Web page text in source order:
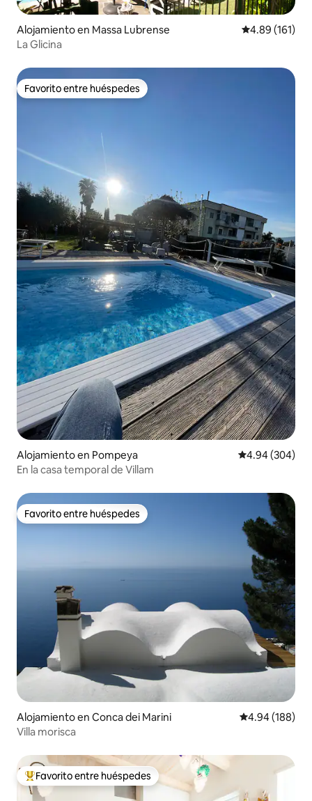
Alojamiento en Massa Lubrense Calificación
4.89 (161)
La Glicina
Favorito entre huéspedes
Favorito entre huéspedes
Alojamiento en Pompeya Calificación
4.94 (304)
En la casa temporal de Villam
Favorito entre huéspedes
Favorito entre huéspedes
Alojamiento en Conca dei Marini Calificación
4.94 (188)
Villa morisca
Favorito entre huéspedes preferido
Favorito entre huéspedes